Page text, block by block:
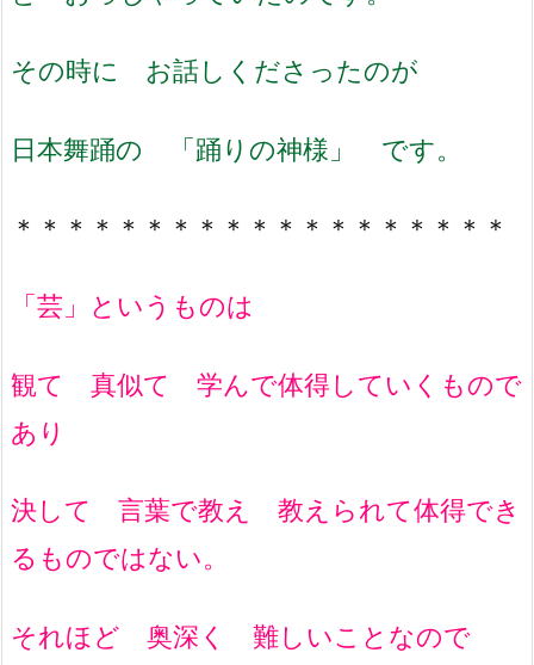
その時に お話しくださったのが
日本舞踊の 「踊りの神様」 です。
＊＊＊＊＊＊＊＊＊＊＊＊＊＊＊＊＊＊＊
「芸」というものは
観て 真似て 学んで体得していくもので
あり
決して 言葉で教え 教えられて体得でき
るものではない。
それほど 奥深く 難しいことなので